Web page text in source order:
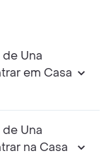
Una
em Casa
Una
na Casa